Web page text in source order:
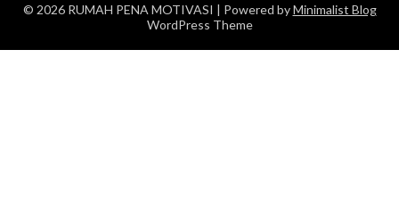
© 2026 RUMAH PENA MOTIVASI | Powered byMinimalist Blog
WordPress Theme